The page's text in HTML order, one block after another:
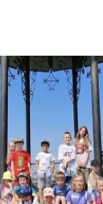
Ещё 2 фото